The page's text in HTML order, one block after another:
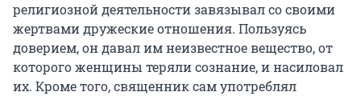
религиозной деятельности завязывал со своими
жертвами дружеские отношения. Пользуясь
доверием, он давал им неизвестное вещество, от
которого женщины теряли сознание, и насиловал
их. Кроме того, священник сам употреблял